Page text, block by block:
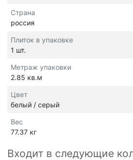
Страна
россия
Плиток в упаковке
1 шт.
Метраж упаковки
2.85 кв.м
Цвет
белый / серый
Вес
77.37 кг
Входит в следующие